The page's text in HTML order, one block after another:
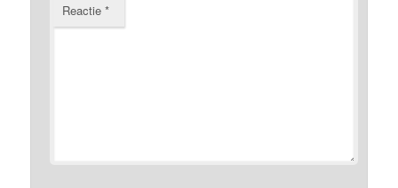
Reactie*